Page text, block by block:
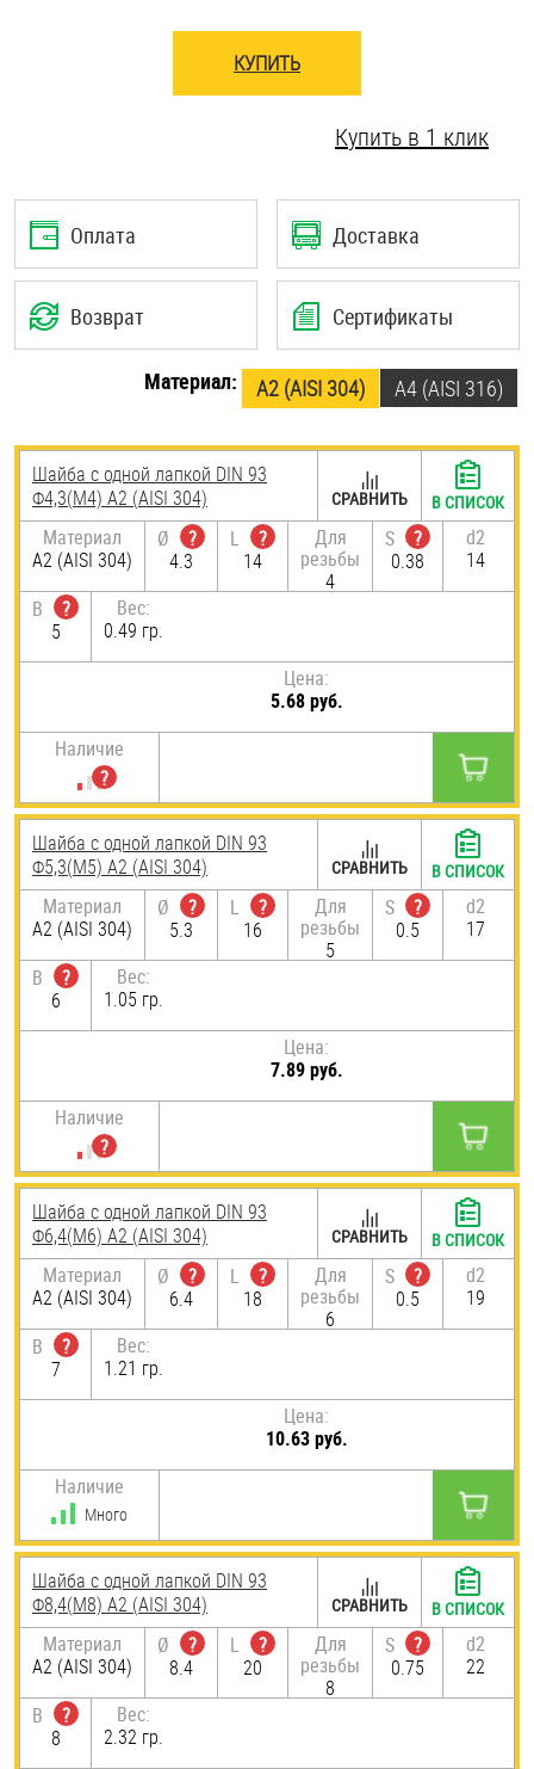
Шплинты
Штифты и пальцы
КУПИТЬ
Купить в 1 клик
Оплата Доставка
Возврат Сертификаты
Материал: А2 (AISI 304) A4 (AISI 316)
Шайба с одной лапкой DIN 93
Ф4,3(М4) А2 (AISI 304)
Материал
А2 (AISI 304)
Ø
?
4.3
L
?
14
Для
резьбы
4
S
?
0.38
d2
14
B
?
5
Вес:
0.49 гр.
Цена:
5.68 руб.
Наличие
СРАВНИТЬ В СПИСОК
Шайба с одной лапкой DIN 93
Ф5,3(М5) А2 (AISI 304)
Материал
А2 (AISI 304)
Ø
?
5.3
L
?
16
Для
резьбы
5
S
?
0.5
d2
17
B
?
6
Вес:
1.05 гр.
Цена:
7.89 руб.
Наличие
СРАВНИТЬ В СПИСОК
Шайба с одной лапкой DIN 93
Ф6,4(М6) А2 (AISI 304)
Материал
А2 (AISI 304)
Ø
?
6.4
L
?
18
Для
резьбы
6
S
?
0.5
d2
19
B
?
7
Вес:
1.21 гр.
Цена:
10.63 руб.
Наличие
Много
СРАВНИТЬ В СПИСОК
Шайба с одной лапкой DIN 93
Ф8,4(М8) А2 (AISI 304)
Материал
А2 (AISI 304)
Ø
?
8.4
L
?
20
Для
резьбы
8
S
?
0.75
d2
22
B
?
8
Вес:
2.32 гр.
СРАВНИТЬ В СПИСОК